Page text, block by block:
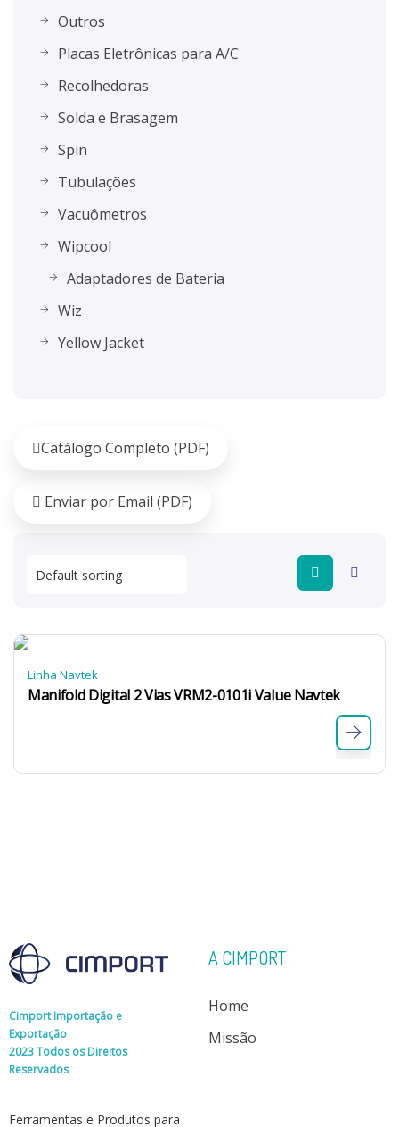
Catálogo Completo (PDF)
Enviar por Email (PDF)
Linha Navtek
Manifold Digital 2 Vias VRM2-0101i Value Navtek
Outros
Placas Eletrônicas para A/C
Recolhedoras
Solda e Brasagem
Spin
Tubulações
Vacuômetros
Wipcool
Adaptadores de Bateria
Wiz
Yellow Jacket
Cimport Importação e
Exportação
2023 Todos os Direitos
Reservados
Ferramentas e Produtos para
A CIMPORT
Home
Missão